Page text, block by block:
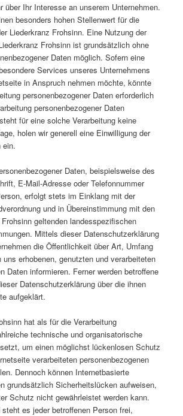
über Ihr Interesse an unserem Unternehmen.
besonders hohen Stellenwert für die
Liederkranz Frohsinn. Eine Nutzung der
Frohsinn ist grundsätzlich ohne
Daten möglich. Sofern eine
Services unseres Unternehmens
in Anspruch nehmen möchte, könnte
personenbezogener Daten erforderlich
personenbezogener Daten
für eine solche Verarbeitung keine
holen wir generell eine Einwilligung der
ein.
Daten, beispielsweise des
E-Mail-Adresse oder Telefonnummer
erfolgt stets im Einklang mit der
und in Übereinstimmung mit den
geltenden landesspezifischen
Mittels dieser Datenschutzerklärung
die Öffentlichkeit über Art, Umfang
erhobenen, genutzten und verarbeiteten
Daten informieren. Ferner werden betroffene
Datenschutzerklärung über die ihnen
aufgeklärt.
hat als für die Verarbeitung
technische und organisatorische
um einen möglichst lückenlosen Schutz
verarbeiteten personenbezogenen
Dennoch können Internetbasierte
grundsätzlich Sicherheitslücken aufweisen,
Schutz nicht gewährleistet werden kann.
es jeder betroffenen Person frei,